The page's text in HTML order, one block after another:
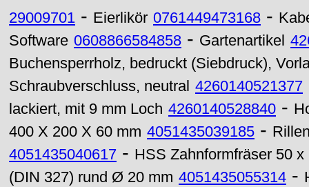
29009701 - Eierlikör 0761449473168 -
Software 0608866584858 - Gartenartikel
Buchensperrholz, bedruckt (Siebdruck),
Schraubverschluss, neutral 4260140521377
lackiert, mit 9 mm Loch 4260140528840 -
400 X 200 X 60 mm 4051435039185 -
4051435040617 - HSS Zahnformfräser 50
(DIN 327) rund Ø 20 mm 4051435055314 -